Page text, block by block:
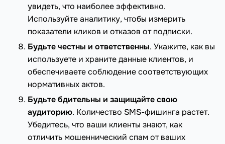
увидеть, что наиболее эффективно.
Используйте аналитику, чтобы измерить
показатели кликов и отказов от подписки.
Будьте честны и ответственны. Укажите, как вы
используете и храните данные клиентов, и
обеспечиваете соблюдение соответствующих
нормативных актов.
Будьте бдительны и защищайте свою
аудиторию. Количество SMS-фишинга растет.
Убедитесь, что ваши клиенты знают, как
отличить мошеннический спам от ваших